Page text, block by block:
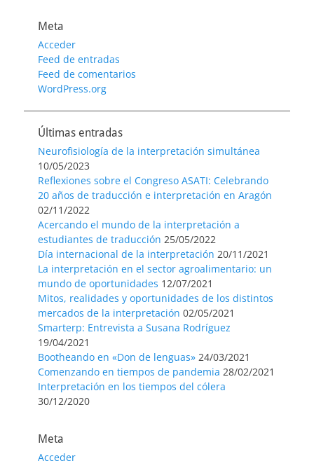
Meta
Acceder
Feed de entradas
Feed de comentarios
WordPress.org
Últimas entradas
Neurofisiología de la interpretación simultánea
10/05/2023
Reflexiones sobre el Congreso ASATI: Celebrando
20 años de traducción e interpretación en Aragón
02/11/2022
Acercando el mundo de la interpretación a
estudiantes de traducción 25/05/2022
Día internacional de la interpretación 20/11/2021
La interpretación en el sector agroalimentario: un
mundo de oportunidades 12/07/2021
Mitos, realidades y oportunidades de los distintos
mercados de la interpretación 02/05/2021
Smarterp: Entrevista a Susana Rodríguez
19/04/2021
Bootheando en «Don de lenguas» 24/03/2021
Comenzando en tiempos de pandemia 28/02/2021
Interpretación en los tiempos del cólera
30/12/2020
Meta
Acceder